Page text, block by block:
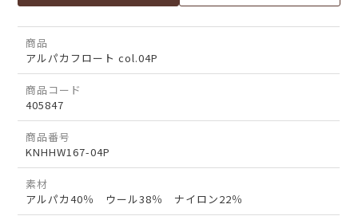
商品
アルパカフロート col.04P
商品コード
405847
商品番号
KNHHW167-04P
素材
アルパカ40％ ウール38％ ナイロン22％